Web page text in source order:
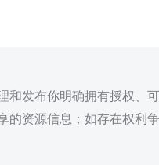
和发布你明确拥有授权、
的资源信息；如存在权利